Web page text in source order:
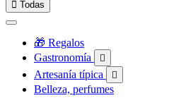
 Todas
🎁 Regalos
Gastronomía

Artesanía típica 
Belleza, perfumes